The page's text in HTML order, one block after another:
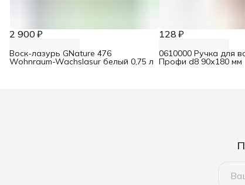
2 900 ₽
Воск-лазурь GNature 476
Wohnraum-Wachslasur белый 0,75 л
128 ₽
0610000 Ручка для
Профи d8 90х180 мм